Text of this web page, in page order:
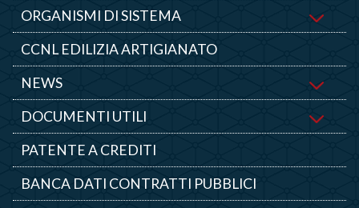
ORGANISMI DI SISTEMA
CCNL EDILIZIA ARTIGIANATO
NEWS
DOCUMENTI UTILI
PATENTE A CREDITI
BANCA DATI CONTRATTI PUBBLICI